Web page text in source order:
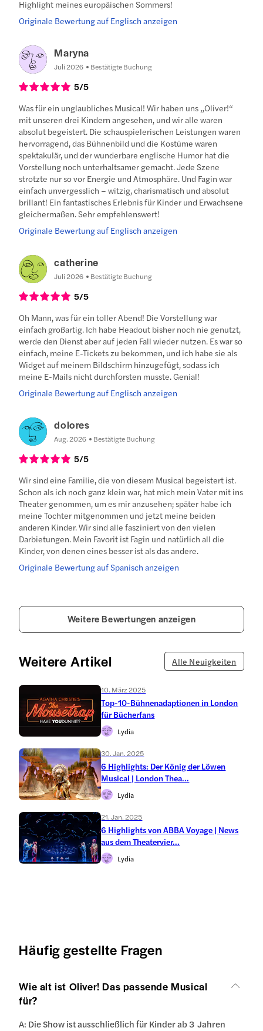
Highlight meines europäischen Sommers!
Originale Bewertung auf Englisch anzeigen
Maryna
Juli 2026 Bestätigte Buchung
5/5
Was für ein unglaubliches Musical! Wir haben uns „Oliver!“
mit unseren drei Kindern angesehen, und wir alle waren
absolut begeistert. Die schauspielerischen Leistungen waren
hervorragend, das Bühnenbild und die Kostüme waren
spektakulär, und der wunderbare englische Humor hat die
Vorstellung noch unterhaltsamer gemacht. Jede Szene
strotzte nur so vor Energie und Atmosphäre. Und Fagin war
einfach unvergesslich – witzig, charismatisch und absolut
brillant! Ein fantastisches Erlebnis für Kinder und Erwachsene
gleichermaßen. Sehr empfehlenswert!
Originale Bewertung auf Englisch anzeigen
catherine
Juli 2026 Bestätigte Buchung
5/5
Oh Mann, was für ein toller Abend! Die Vorstellung war
einfach großartig. Ich habe Headout bisher noch nie genutzt,
werde den Dienst aber auf jeden Fall wieder nutzen. Es war so
einfach, meine E-Tickets zu bekommen, und ich habe sie als
Widget auf meinem Bildschirm hinzugefügt, sodass ich
meine E-Mails nicht durchforsten musste. Genial!
Originale Bewertung auf Englisch anzeigen
dolores
Aug. 2026 Bestätigte Buchung
5/5
Wir sind eine Familie, die von diesem Musical begeistert ist.
Schon als ich noch ganz klein war, hat mich mein Vater mit ins
Theater genommen, um es mir anzusehen; später habe ich
meine Tochter mitgenommen und jetzt meine beiden
anderen Kinder. Wir sind alle fasziniert von den vielen
Darbietungen. Mein Favorit ist Fagin und natürlich all die
Kinder, von denen eines besser ist als das andere.
Originale Bewertung auf Spanisch anzeigen
Weitere Bewertungen anzeigen
Weitere Artikel Alle Neuigkeiten
10. März 2025
Top-10-Bühnenadaptionen in London
für Bücherfans
Lydia
30. Jan. 2025
6 Highlights: Der König der Löwen
Musical | London Thea...
Lydia
21. Jan. 2025
6 Highlights von ABBA Voyage | News
aus dem Theatervier...
Lydia
Häufig gestellte Fragen
Wie alt ist Oliver! Das passende Musical
für?
A: Die Show ist ausschließlich für Kinder ab 3 Jahren